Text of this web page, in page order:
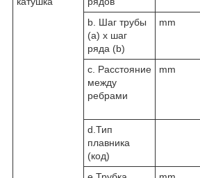
b. Шаг трубы
(a) x шаг
ряда (b)
mm
c. Расстояние
между
ребрами
mm
d.Тип
плавника
(код)